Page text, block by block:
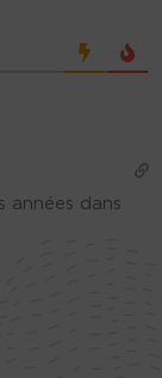
années dans